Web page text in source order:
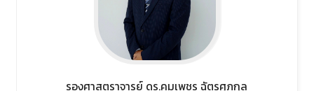
รองศาสตราจารย์ ดร.คมเพชร ฉัตรศุภกุล